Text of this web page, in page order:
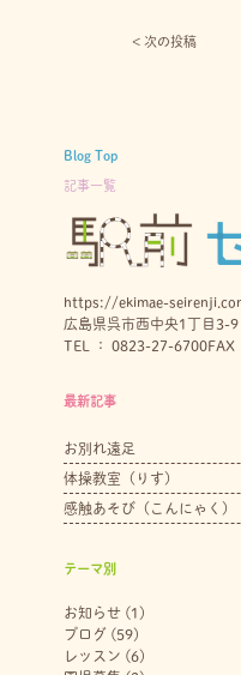
< 次の投稿︎
Blog Top
記事一覧
https://ekimae-
広島県呉市西中央1丁目3-9
TEL ： 0823-27-6700FAX
最新記事
お別れ遠足
体操教室（りす）
感触あそび（こんにゃく）
テーマ別
お知らせ(1)
ブログ (59)
レッスン (6)